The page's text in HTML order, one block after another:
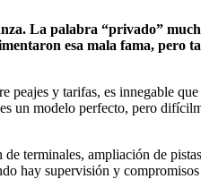
La palabra “privado”
esa mala fama,
peajes y tarifas, es innegable
un modelo perfecto, pero
terminales, ampliación de
hay supervisión y